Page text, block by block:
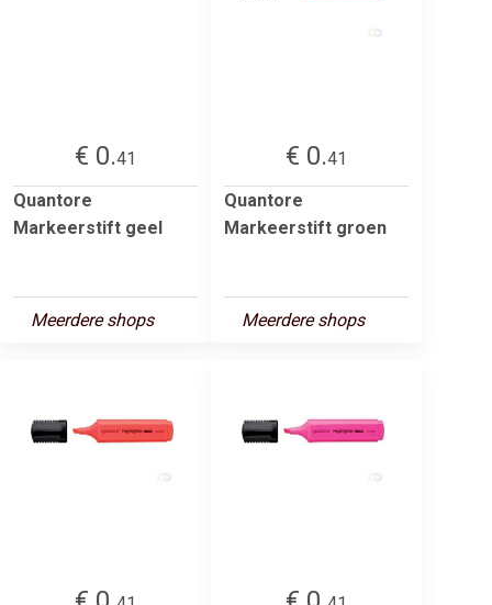
€ 0.41
Quantore
Markeerstift geel
Meerdere shops
€ 0.41
Quantore
Markeerstift groen
Meerdere shops